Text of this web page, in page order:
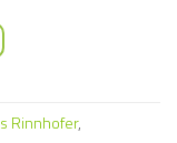
Rinnhofer,